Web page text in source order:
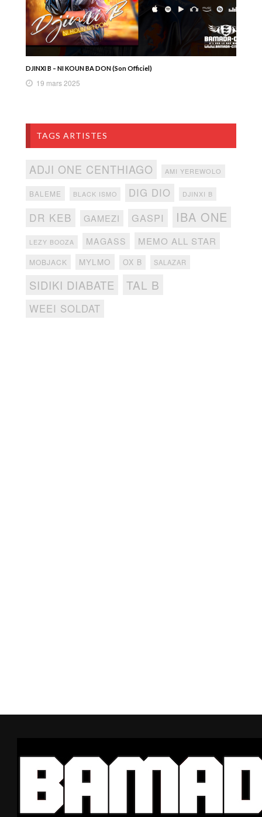
DJINXI B – NI KOUN BA DON (Son Officiel)
19 mars 2025
TAGS ARTISTES
ADJI ONE CENTHIAGO AMI YEREWOLO
BALEME BLACK ISMO DIG DIO DJINXI B
DR KEB GAMEZI GASPI IBA ONE
LEZY BOOZA MAGASS MEMO ALL STAR
MOBJACK MYLMO OX B SALAZAR
SIDIKI DIABATE TAL B
WEEI SOLDAT